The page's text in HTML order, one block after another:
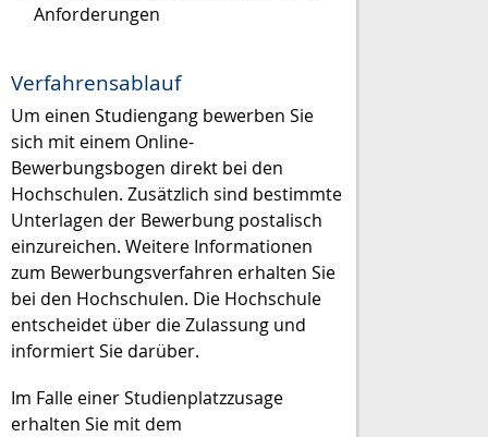
Anforderungen
Verfahrensablauf
Um einen Studiengang bewerben Sie
sich mit einem Online-
Bewerbungsbogen direkt bei den
Hochschulen. Zusätzlich sind bestimmte
Unterlagen der Bewerbung postalisch
einzureichen. Weitere Informationen
zum Bewerbungsverfahren erhalten Sie
bei den Hochschulen. Die Hochschule
entscheidet über die Zulassung und
informiert Sie darüber.
Im Falle einer Studienplatzzusage
erhalten Sie mit dem